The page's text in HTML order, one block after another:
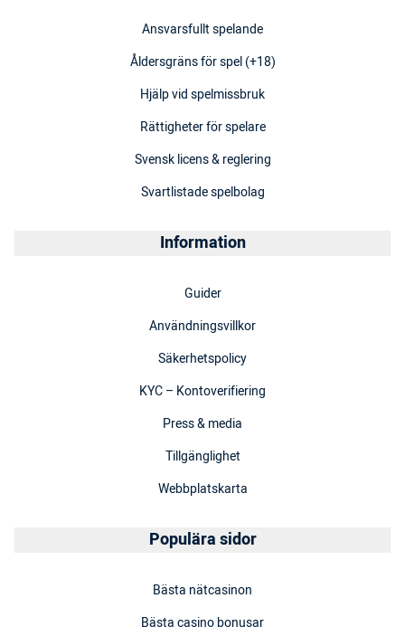
Ansvarsfullt spelande
Åldersgräns för spel (+18)
Hjälp vid spelmissbruk
Rättigheter för spelare
Svensk licens & reglering
Svartlistade spelbolag
Information
Guider
Användningsvillkor
Säkerhetspolicy
KYC – Kontoverifiering
Press & media
Tillgänglighet
Webbplatskarta
Populära sidor
Bästa nätcasinon
Bästa casino bonusar